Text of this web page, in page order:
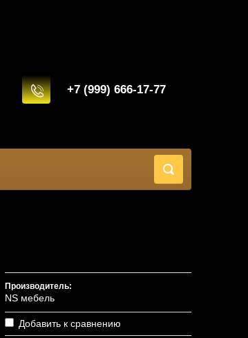
+7 (999) 666-17-77
Производитель:
NS мебель
Добавить к сравнению